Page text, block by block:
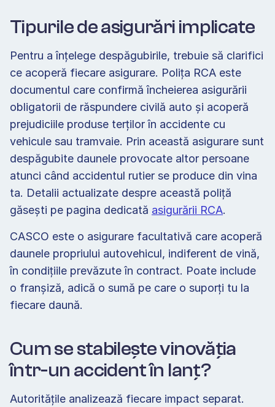
Tipurile de asigurări implicate
Pentru a înțelege despăgubirile, trebuie să clarifici
ce acoperă fiecare asigurare. Polița RCA este
documentul care confirmă încheierea asigurării
obligatorii de răspundere civilă auto și acoperă
prejudiciile produse terților în accidente cu
vehicule sau tramvaie. Prin această asigurare sunt
despăgubite daunele provocate altor persoane
atunci când accidentul rutier se produce din vina
ta. Detalii actualizate despre această poliță
găsești pe pagina dedicată asigurării RCA.
CASCO este o asigurare facultativă care acoperă
daunele propriului autovehicul, indiferent de vină,
în condițiile prevăzute în contract. Poate include
o franșiză, adică o sumă pe care o suporți tu la
fiecare daună.
Cum se stabilește vinovăția
într-un accident în lanț?
Autoritățile analizează fiecare impact separat.